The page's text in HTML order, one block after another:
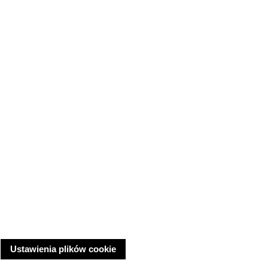
Ustawienia plików cookie